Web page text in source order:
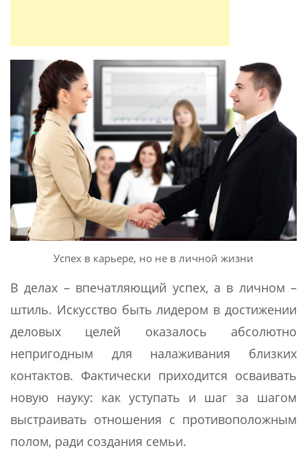
Успех в карьере, но не в личной жизни
В делах – впечатляющий успех, а в личном –
штиль. Искусство быть лидером в достижении
деловых целей оказалось абсолютно
непригодным для налаживания близких
контактов. Фактически приходится осваивать
новую науку: как уступать и шаг за шагом
выстраивать отношения с противоположным
полом, ради создания семьи.